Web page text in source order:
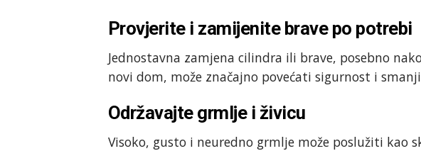
Provjerite i zamijenite brave po potrebi
Jednostavna zamjena cilindra ili brave, posebno
novi dom, može značajno povećati sigurnost i
Održavajte grmlje i živicu
Visoko, gusto i neuredno grmlje može poslužiti kao